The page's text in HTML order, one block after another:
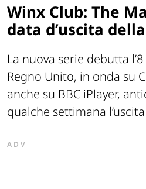
Winx Club: The
data d’uscita
La nuova serie debutta
Regno Unito, in onda su
anche su BBC iPlayer,
qualche settimana
ADV